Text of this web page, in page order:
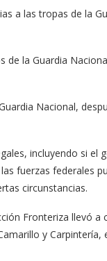
a las tropas de la
la Guardia
Nacional,
incluyendo si el
fuerzas federales
circunstancias.
Fronteriza llevó a
y